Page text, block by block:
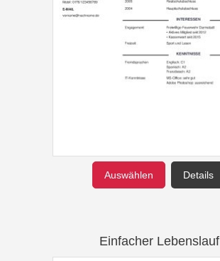
Auswählen Details
Einfacher Lebenslauf